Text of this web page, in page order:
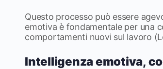
Questo processo può essere
emotiva è fondamentale per una
comportamenti nuovi sul lavoro
Intelligenza emotiva,